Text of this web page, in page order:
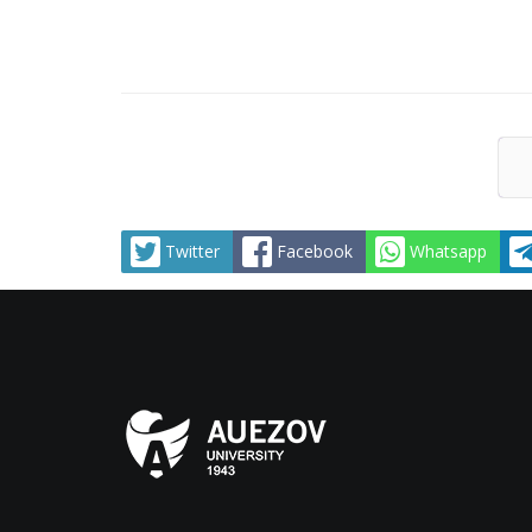
Twitter Facebook Whatsapp